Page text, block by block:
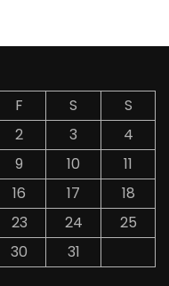
F S
S
2 3
4
9 10
11
16 17
18
23 24
25
30 31